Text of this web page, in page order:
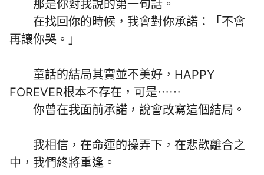
那是你對我說的第一句話。
在找回你的時候，我會對你承諾：「不會
再讓你哭。」
童話的結局其實並不美好，HAPPY
FOREVER根本不存在，可是⋯⋯
你曾在我面前承諾，說會改寫這個結局。
我相信，在命運的操弄下，在悲歡離合之
中，我們終將重逢。